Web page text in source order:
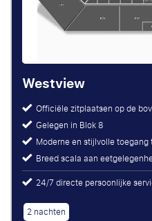
Westview
Officiële zitplaatsen op de
Gelegen in Blok 8
Moderne en stijlvolle toegang
Breed scala aan
24/7 directe persoonlijke
2 nachten